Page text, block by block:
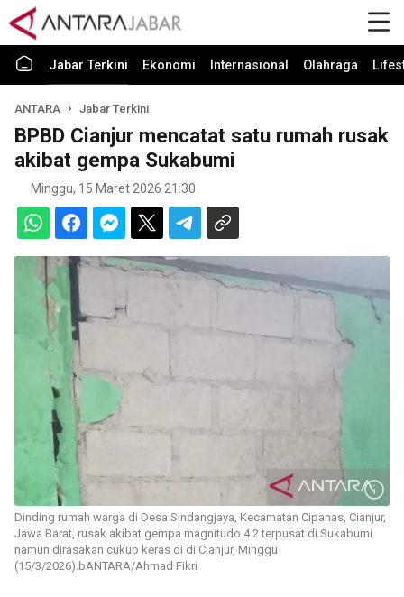
Jabar Terkini Ekonomi Internasional Olahraga
ANTARA Jabar Terkini
BPBD Cianjur mencatat satu rumah rusak
akibat gempa Sukabumi
Minggu, 15 Maret 2026 21:30
Dinding rumah warga di Desa Sindangjaya, Kecamatan Cipanas, Cianjur,
Jawa Barat, rusak akibat gempa magnitudo 4.2 terpusat di Sukabumi
namun dirasakan cukup keras di di Cianjur, Minggu
(15/3/2026).bANTARA/Ahmad Fikri